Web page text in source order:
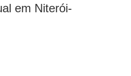
em Niterói-